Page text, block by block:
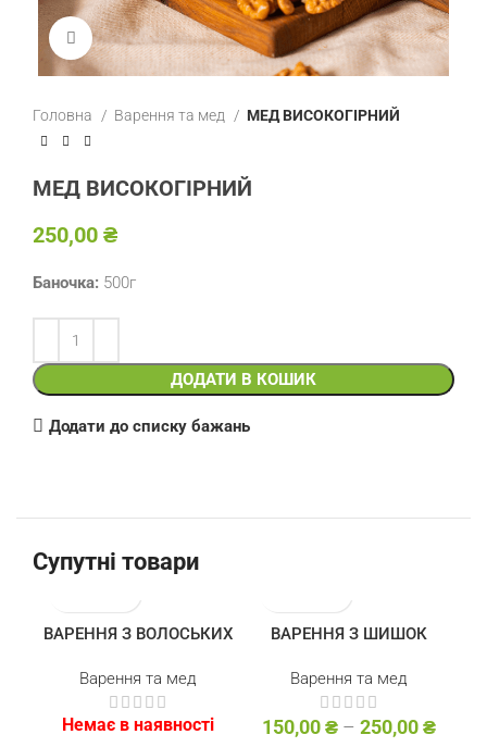
Клацніть, щоб збільшити
Головна Варення та мед МЕД ВИСОКОГІРНИЙ
МЕД ВИСОКОГІРНИЙ
₴
Баночка: 500г
ДОДАТИ В КОШИК
Додати до списку бажань
Супутні товари
НОСТІ
ВАРЕННЯ З ВОЛОСЬКИХ
Варення та мед
Немає в наявності
ВАРЕННЯ З ШИШОК
Варення та мед
150,00₴ – 250,00₴